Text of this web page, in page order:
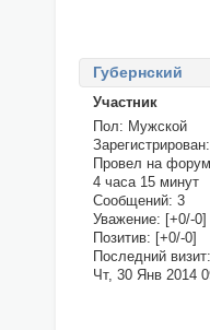
Губернский
Участник
Пол: Мужской
Зарегистрирован
Провел на
4 часа 15 минут
Сообщений: 3
Уважение: [+0/-0]
Позитив: [+0/-0]
Последний визит:
Чт, 30 Янв 2014